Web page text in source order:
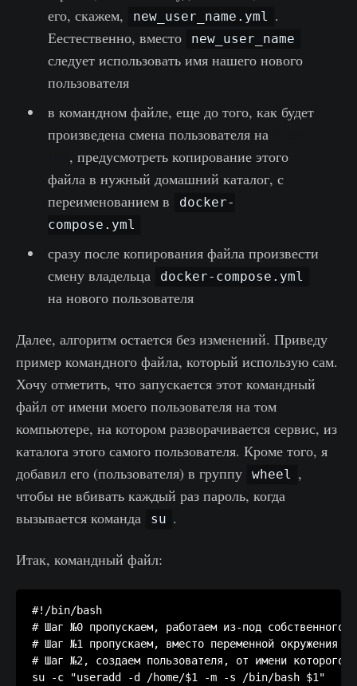
его, скажем,
new_user_name.yml .
Еестественно, вместо
new_user_name
следует использовать имя нашего нового
пользователя
в командном файле, еще до того, как будет
произведена смена пользователя на
, предусмотреть копирование этого
файла в нужный домашний каталог, с
переименованием в
docker-
compose.yml
сразу после копирования файла произвести
смену владельца
docker-compose.yml
на нового пользователя
Далее, алгоритм остается без изменений. Приведу
пример командного файла, который использую сам.
Хочу отметить, что запускается этот командный
файл от имени моего пользователя на том
компьютере, на котором разворачивается сервис, из
каталога этого самого пользователя. Кроме того, я
добавил его (пользователя) в группу
wheel ,
чтобы не вбивать каждый раз пароль, когда
вызывается команда
su .
Итак, командный файл:
#!/bin/bash
# Шаг №0 пропускаем, работаем из-под собственного
# Шаг №1 пропускаем, вместо переменной окружения
# Шаг №2, создаем пользователя, от имени которого
su -c "useradd -d /home/$1 -m -s /bin/bash $1"